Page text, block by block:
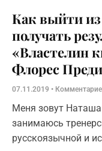
Как выйти из
получать
«Властелин
Флорес
07.11.2019
Меня зовут
занимаюсь
русскоязычной и